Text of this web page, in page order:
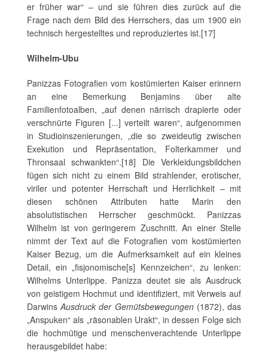
er früher war“ – und sie führen dies zurück auf die
Frage nach dem Bild des Herrschers, das um 1900 ein
technisch hergestelltes und reproduziertes ist.[17]
Wilhelm-Ubu
Panizzas Fotografien vom kostümierten Kaiser erinnern
an eine Bemerkung Benjamins über alte
Familienfotoalben, „auf denen närrisch drapierte oder
verschnürte Figuren [...] verteilt waren“, aufgenommen
in Studioinszenierungen, „die so zweideutig zwischen
Exekution und Repräsentation, Folterkammer und
Thronsaal schwankten“.[18] Die Verkleidungsbildchen
fügen sich nicht zu einem Bild strahlender, erotischer,
viriler und potenter Herrschaft und Herrlichkeit – mit
diesen schönen Attributen hatte Marin den
absolutistischen Herrscher geschmückt. Panizzas
Wilhelm ist von geringerem Zuschnitt. An einer Stelle
nimmt der Text auf die Fotografien vom kostümierten
Kaiser Bezug, um die Aufmerksamkeit auf ein kleines
Detail, ein „fisjonomische[s] Kennzeichen“, zu lenken:
Wilhelms Unterlippe. Panizza deutet sie als Ausdruck
von geistigem Hochmut und identifiziert, mit Verweis auf
DarwinsAusdruck der Gemütsbewegungen(1872), das
„Anspuken“ als „räsonablen Urakt“, in dessen Folge sich
die hochmütige und menschenverachtende Unterlippe
herausgebildet habe: